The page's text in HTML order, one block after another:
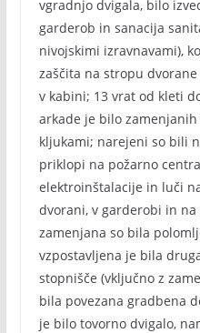
vgradnjo dvigala, bilo
garderob in sanacija
nivojskimi izravnavami),
zaščita na stropu
v kabini; 13 vrat od kleti
arkade je bilo
kljukami; narejeni so bili
priklopi na požarno
elektroinštalacije in luči
dvorani, v garderobi in
zamenjana so bila
vzpostavljena je bila
stopnišče (vključno z
bila povezana gradbena
je bilo tovorno dvigalo,